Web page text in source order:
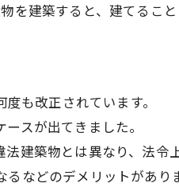
建築すると、建てるこ
も改正されています。
スが出てきました。
建築物とは異なり、法
などのデメリットがあり